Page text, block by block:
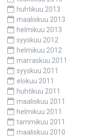
huhtikuu 2013
maaliskuu 2013
helmikuu 2013
syyskuu 2012
helmikuu 2012
marraskuu 2011
syyskuu 2011
elokuu 2011
huhtikuu 2011
maaliskuu 2011
helmikuu 2011
tammikuu 2011
maaliskuu 2010